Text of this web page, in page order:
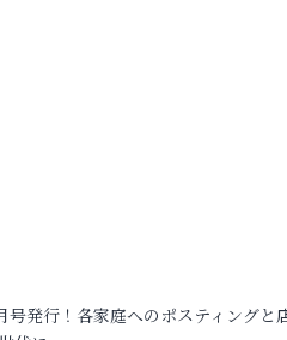
号発行！各家庭へのポスティングと